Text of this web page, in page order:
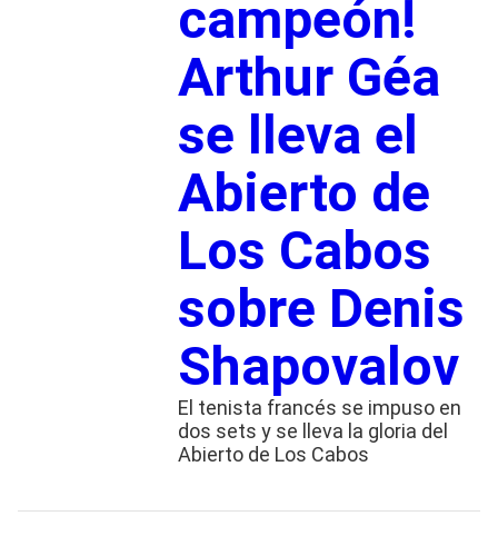
campeón!
Arthur Géa
se lleva el
Abierto de
Los Cabos
sobre Denis
Shapovalov
El tenista francés se impuso en
dos sets y se lleva la gloria del
Abierto de Los Cabos